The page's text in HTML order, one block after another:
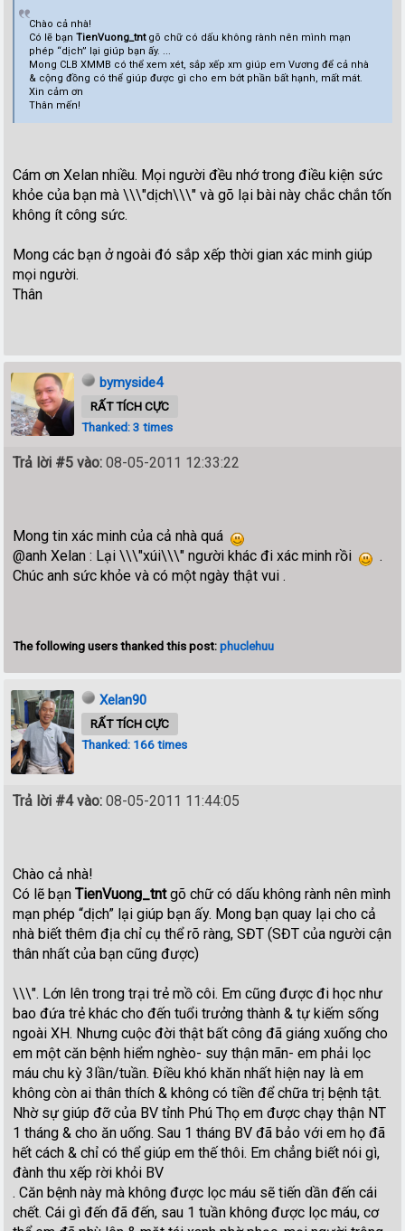
Chào cả nhà!
Có lẽ bạn TienVuong_tntgõ chữ có dấu không rành nên mình mạn
phép “dịch” lại giúp bạn ấy. ...
Mong CLB XMMB có thể xem xét, sắp xếp xm giúp em Vương để cả nhà
& cộng đồng có thể giúp được gì cho em bớt phần bất hạnh, mất mát.
Xin cảm ơn
Thân mến!
Cám ơn Xelan nhiều. Mọi người đều nhớ trong điều kiện sức
khỏe của bạn mà \\\"dịch\\\" và gõ lại bài này chắc chắn tốn
không ít công sức.
Mong các bạn ở ngoài đó sắp xếp thời gian xác minh giúp
mọi người.
Thân
bymyside4
RẤT TÍCH CỰC
Thanked: 3 times
Trả lời #5 vào: 08-05-2011 12:33:22
Mong tin xác minh của cả nhà quá
@anh Xelan : Lại \\\"xúi\\\" người khác đi xác minh rồi
.
Chúc anh sức khỏe và có một ngày thật vui .
The following users thanked this post:phuclehuu
Xelan90
RẤT TÍCH CỰC
Thanked: 166 times
Trả lời #4 vào: 08-05-2011 11:44:05
Chào cả nhà!
Có lẽ bạnTienVuong_tntgõ chữ có dấu không rành nên mình
mạn phép “dịch” lại giúp bạn ấy. Mong bạn quay lại cho cả
nhà biết thêm địa chỉ cụ thể rõ ràng, SĐT (SĐT của người cận
thân nhất của bạn cũng được)
\\\". Lớn lên trong trại trẻ mồ côi. Em cũng được đi học như
bao đứa trẻ khác cho đến tuổi trưởng thành & tự kiếm sống
ngoài XH. Nhưng cuộc đời thật bất công đã giáng xuống cho
em một căn bệnh hiểm nghèo- suy thận mãn- em phải lọc
máu chu kỳ 3lần/tuần. Điều khó khăn nhất hiện nay là em
không còn ai thân thích & không có tiền để chữa trị bệnh tật.
Nhờ sự giúp đỡ của BV tỉnh Phú Thọ em được chạy thận NT
1 tháng & cho ăn uống. Sau 1 tháng BV đã bảo với em họ đã
hết cách & chỉ có thể giúp em thế thôi. Em chẳng biết nói gì,
đành thu xếp rời khỏi BV
. Căn bệnh này mà không được lọc máu sẽ tiến dần đến cái
chết. Cái gì đến đã đến, sau 1 tuần không được lọc máu, cơ